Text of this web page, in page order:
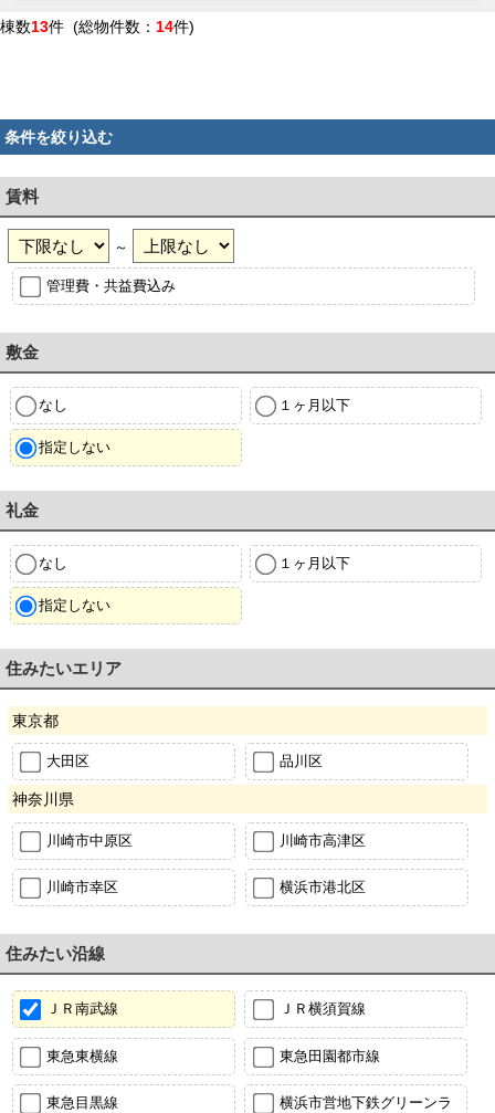
棟数13件 (総物件数： 14件)
条件を絞り込む
賃料
～
管理費・共益費込み
敷金
なし １ヶ月以下
指定しない
礼金
なし １ヶ月以下
指定しない
住みたいエリア
東京都
大田区 品川区
神奈川県
川崎市中原区 川崎市高津区
川崎市幸区 横浜市港北区
住みたい沿線
ＪＲ南武線 ＪＲ横須賀線
東急東横線 東急田園都市線
東急目黒線
横浜市営地下鉄グリーンラ